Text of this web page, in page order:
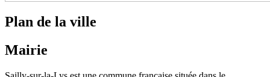
Plan de la ville
Mairie